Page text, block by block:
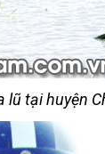
lũ tại huyện